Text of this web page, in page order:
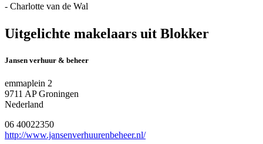
- Charlotte van de Wal
Uitgelichte makelaars uit Blokker
Jansen verhuur & beheer
emmaplein 2
9711 AP Groningen
Nederland
06 40022350
http://www.jansenverhuurenbeheer.nl/